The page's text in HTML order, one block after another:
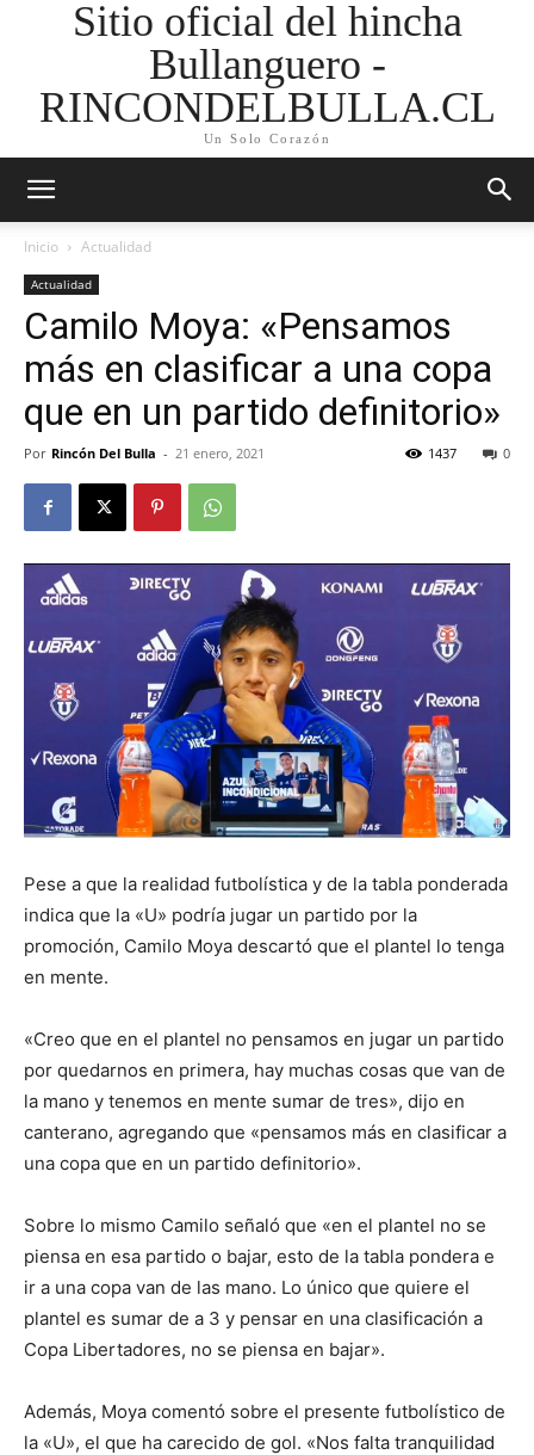
Sitio oficial del hincha
Bullanguero -
RINCONDELBULLA.CL
Un Solo Corazón
Inicio Actualidad
Actualidad
Camilo Moya: «Pensamos
más en clasificar a una copa
que en un partido definitorio»
Por Rincón Del Bulla - 21 enero, 2021 0
1437
Pese a que la realidad futbolística y de la tabla ponderada
indica que la «U» podría jugar un partido por la
promoción, Camilo Moya descartó que el plantel lo tenga
en mente.
«Creo que en el plantel no pensamos en jugar un partido
por quedarnos en primera, hay muchas cosas que van de
la mano y tenemos en mente sumar de tres», dijo en
canterano, agregando que «pensamos más en clasificar a
una copa que en un partido definitorio».
Sobre lo mismo Camilo señaló que «en el plantel no se
piensa en esa partido o bajar, esto de la tabla pondera e
ir a una copa van de las mano. Lo único que quiere el
plantel es sumar de a 3 y pensar en una clasificación a
Copa Libertadores, no se piensa en bajar».
Además, Moya comentó sobre el presente futbolístico de
la «U», el que ha carecido de gol. «Nos falta tranquilidad